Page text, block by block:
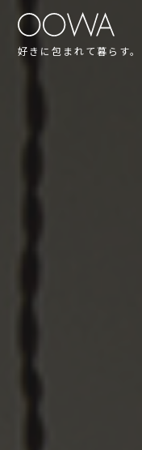
好きに包まれて暮らす。